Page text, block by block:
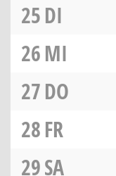
25DI
26MI
27DO
28FR
29SA